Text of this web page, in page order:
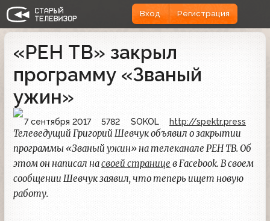
Вход Регистрация
«РЕН ТВ» закрыл
программу «Званый
ужин»
7 сентября 2017 5782 SOKOL http://spektr.press
Телеведущий Григорий Шевчук объявил о закрытии
программы «Званый ужин» на телеканале РЕН ТВ. Об
этом он написал насвоей странице в Facebook. В своем
сообщении Шевчук заявил, что теперь ищет новую
работу.